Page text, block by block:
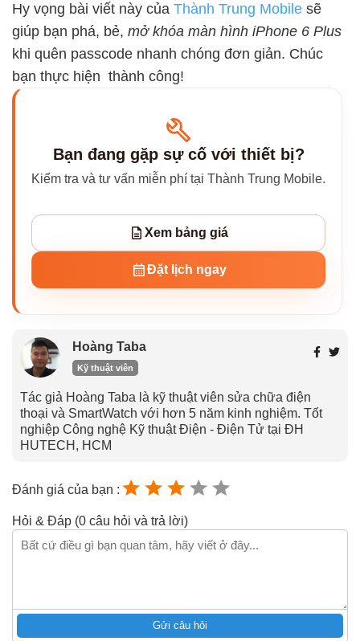
Hy vọng bài viết này của Thành Trung Mobile sẽ
giúp bạn phá, bẻ, mở khóa màn hình iPhone 6 Plus
khi quên passcode nhanh chóng đơn giản. Chúc
bạn thực hiện thành công!
Bạn đang gặp sự cố với thiết bị?
Kiểm tra và tư vấn miễn phí tại Thành Trung Mobile.
Xem bảng giá
Đặt lịch ngay
Hoàng Taba
Kỹ thuật viên
Tác giả Hoàng Taba là kỹ thuật viên sửa chữa điện
thoại và SmartWatch với hơn 5 năm kinh nghiệm. Tốt
nghiệp Công nghệ Kỹ thuật Điện - Điện Tử tại ĐH
HUTECH, HCM
Đánh giá của bạn :
Hỏi & Đáp (0 câu hỏi và trả lời)
Gửi câu hỏi